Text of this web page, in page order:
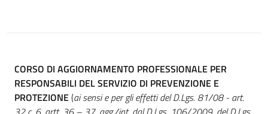
CORSO DI AGGIORNAMENTO PROFESSIONALE PER
RESPONSABILI DEL SERVIZIO DI PREVENZIONE E
PROTEZIONE(ai sensi e per gli effetti del D.Lgs. 81/08 - art.